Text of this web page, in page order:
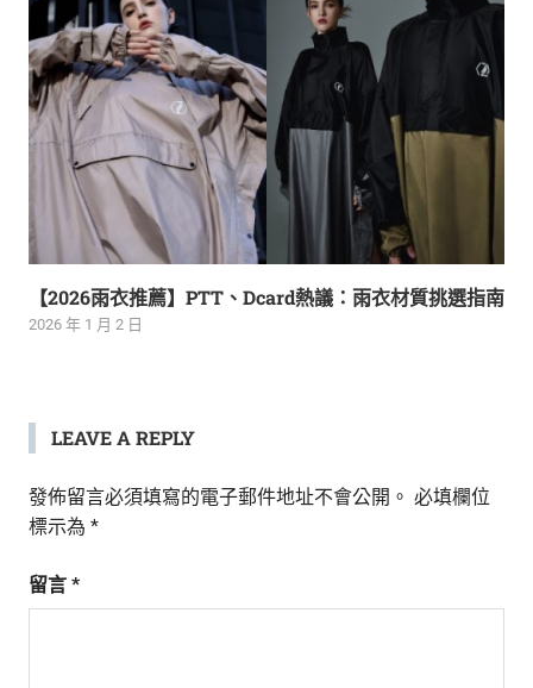
【2026雨衣推薦】PTT、Dcard熱議：雨衣材質挑選指南
2026 年 1 月 2 日
LEAVE A REPLY
發佈留言必須填寫的電子郵件地址不會公開。 必填欄位
標示為 *
留言 *